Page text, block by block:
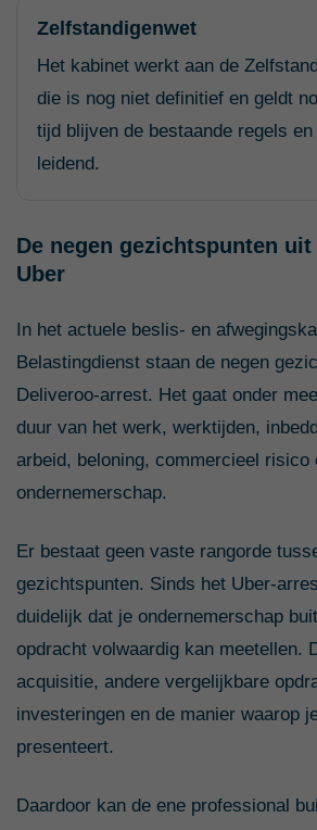
Zelfstandigenwet
Het kabinet werkt aan de
die is nog niet definitief en geldt
tijd blijven de bestaande regels
leidend.
De negen gezichtspunten
Uber
In het actuele beslis- en
Belastingdienst staan de negen
Deliveroo-arrest. Het gaat onder
duur van het werk, werktijden,
arbeid, beloning, commercieel risico
ondernemerschap.
Er bestaat geen vaste rangorde
gezichtspunten. Sinds het Uber-
duidelijk dat je ondernemerschap
opdracht volwaardig kan meetellen.
acquisitie, andere vergelijkbare
investeringen en de manier waarop
presenteert.
Daardoor kan de ene professional